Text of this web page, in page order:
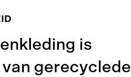
is
gerecyclede